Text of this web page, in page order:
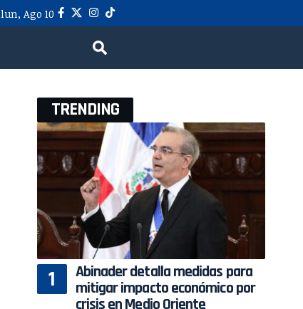
lun, Ago 10
TRENDING
Abinader detalla medidas para
mitigar impacto económico por
crisis en Medio Oriente